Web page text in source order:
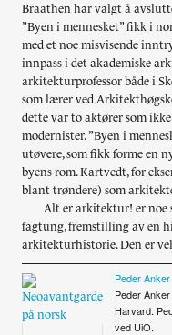
Braathen har valgt å
”Byen i mennesket” fikk i
med et noe misvisende
innpass i det akademiske
arkitekturprofessor både i
som lærer ved
dette var to aktører som
modernister. ”Byen i
utøvere, som fikk forme en
byens rom. Kartvedt, for
blant trøndere) som
Alt er arkitektur! er noe
fagtung, fremstilling av en
arkitekturhistorie. Den er
Peder Anker
Peder
Harvard.
ved UiO.